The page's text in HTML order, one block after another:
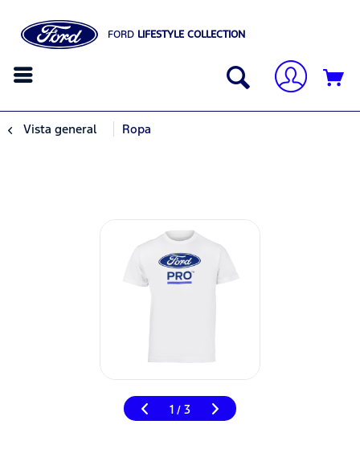
FORD LIFESTYLE COLLECTION
Vista general Ropa
1 / 3